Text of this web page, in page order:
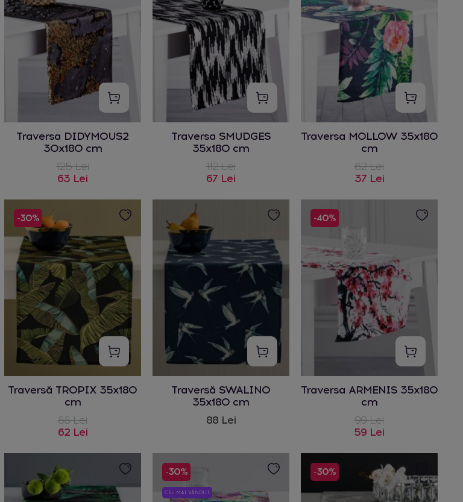
Traversa DIDYMOUS2
30x180 cm
125 Lei
63 Lei
Traversa SMUDGES
35x180 cm
112 Lei
67 Lei
Traversa MOLLOW 35x180
cm
62 Lei
37 Lei
-30%
Traversă TROPIX 35x180
cm
88 Lei
62 Lei
Traversă SWALINO
35x180 cm
88 Lei
-40%
Traversa ARMENIS 35x180
cm
99 Lei
59 Lei
-30%
CEL MAI VÂNDUT
-30%